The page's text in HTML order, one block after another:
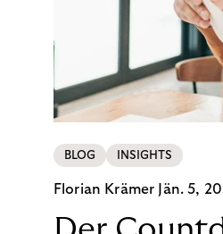
BLOG INSIGHTS
Florian Krämer Jän. 5,